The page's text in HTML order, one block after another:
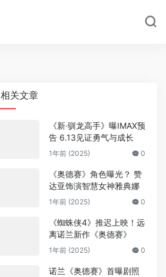
相关文章
《新·驯龙高手》曝IMAX预
告 6.13见证勇气与成长
1年前 (2025) 0
《奥德赛》角色曝光？ 赞
达亚饰演智慧女神雅典娜
1年前 (2025) 0
《蜘蛛侠4》推迟上映！远
离诺兰新作《奥德赛》
1年前 (2025) 0
诺兰《奥德赛》首曝剧照